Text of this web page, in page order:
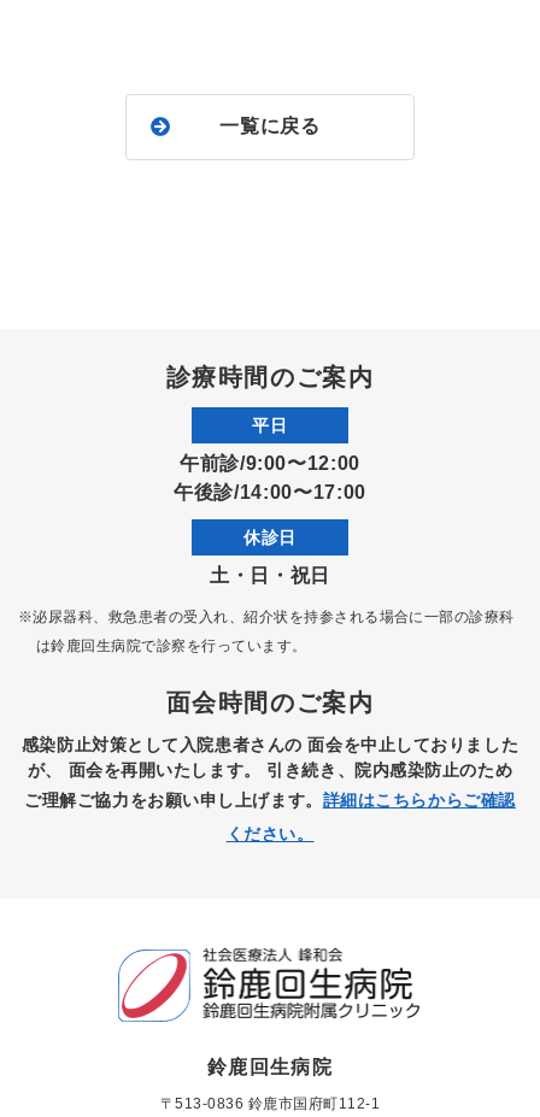
一覧に戻る
診療時間のご案内
平日
午前診/9:00〜12:00
午後診/14:00〜17:00
休診日
土・日・祝日
※泌尿器科、救急患者の受入れ、紹介状を持参される場合に一部の診療科
は鈴鹿回生病院で診察を行っています。
面会時間のご案内
感染防止対策として入院患者さんの面会を中止しておりました
が、 面会を再開いたします。 引き続き、院内感染防止のため
ご理解ご協力をお願い申し上げます。 詳細はこちらからご確認
ください。
鈴鹿回生病院
〒513-0836 鈴鹿市国府町112-1